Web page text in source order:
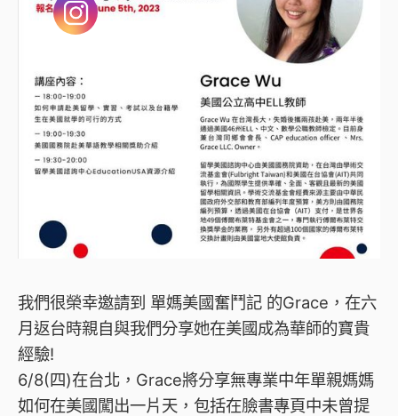
我們很榮幸邀請到 單媽美國奮鬥記 的Grace，在六
月返台時親自與我們分享她在美國成為華師的寶貴
經驗!
6/8(四)在台北，Grace將分享無專業中年單親媽媽
如何在美國闖出一片天，包括在臉書專頁中未曾提